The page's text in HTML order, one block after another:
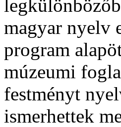
magyar nyelv
program
múzeumi
festményt
ismerhettek